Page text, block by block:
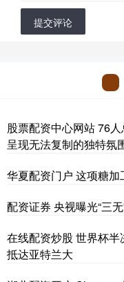
提交评论
股票配资中心网站 76
呈现无法复制的独特氛
华夏配资门户 这项糖
配资证券 央视曝光“三
在线配资炒股 世界杯半
抵达亚特兰大